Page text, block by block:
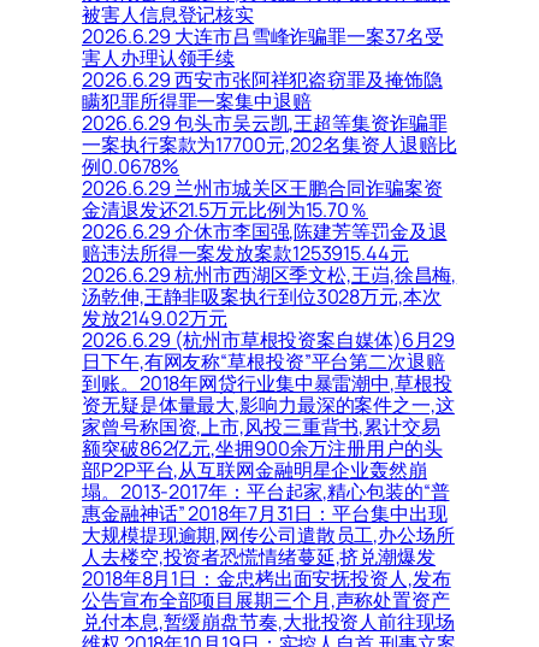
被害人信息登记核实
2026.6.29 大连市吕雪峰诈骗罪一案37名受
害人办理认领手续
2026.6.29 西安市张阿祥犯盗窃罪及掩饰隐
瞒犯罪所得罪一案集中退赔
2026.6.29 包头市吴云凯,王超等集资诈骗罪
一案执行案款为17700元,202名集资人退赔比
例0.0678%
2026.6.29 兰州市城关区王鹏合同诈骗案资
金清退发还21.5万元比例为15.70％
2026.6.29 介休市李国强,陈建芳等罚金及退
赔违法所得一案发放案款1253915.44元
2026.6.29 杭州市西湖区季文松,王岿,徐昌梅,
汤乾伸,王静非吸案执行到位3028万元,本次
发放2149.02万元
2026.6.29 (杭州市草根投资案自媒体)6月29
日下午,有网友称“草根投资”平台第二次退赔
到账。2018年网贷行业集中暴雷潮中,草根投
资无疑是体量最大,影响力最深的案件之一,这
家曾号称国资,上市,风投三重背书,累计交易
额突破862亿元,坐拥900余万注册用户的头
部P2P平台,从互联网金融明星企业轰然崩
塌。2013-2017年：平台起家,精心包装的“普
惠金融神话” 2018年7月31日：平台集中出现
大规模提现逾期,网传公司遣散员工,办公场所
人去楼空,投资者恐慌情绪蔓延,挤兑潮爆发
2018年8月1日：金忠栲出面安抚投资人,发布
公告宣布全部项目展期三个月,声称处置资产
兑付本息,暂缓崩盘节奏,大批投资人前往现场